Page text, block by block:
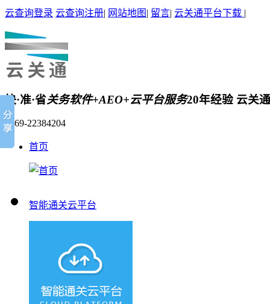
云查询登录 云查询注册| 网站地图 | 留言| 云关通平台下载 |
快·准·省关务软件+AEO+云平台服务20年经验 云关
0769-22384204
首页
智能通关云平台